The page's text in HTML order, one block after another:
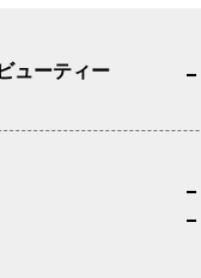
ューティー